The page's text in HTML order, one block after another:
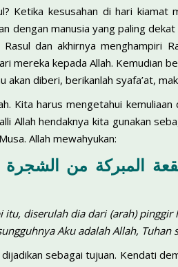
Ketika kesusahan di hari
dengan manusia yang paling
dan akhirnya menghampiri
mereka kepada Allah. Kemudian
akan diberi, berikanlah syafa’at,
Kita harus mengetahui
Allah hendaknya kita gunakan
Allah mewahyukan:
itu, diserulah dia dari (arah)
Aku adalah Allah, Tuhan
sebagai tujuan. Kendati